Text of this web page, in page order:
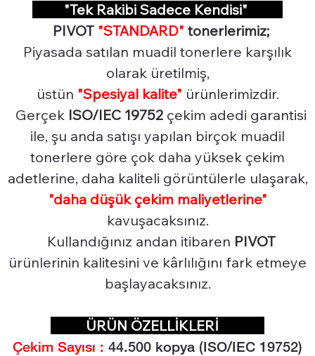
"Tek Rakibi Sadece Kendisi"
PIVOT "STANDARD" tonerlerimiz;
Piyasada satılan muadil tonerlere karşılık
olarak üretilmiş,
üstün "Spesiyal kalite" ürünlerimizdir.
Gerçek ISO/IEC 19752 çekim adedi garantisi
ile, şu anda satışı yapılan birçok muadil
tonerlere göre çok daha yüksek çekim
adetlerine, daha kaliteli görüntülerle ulaşarak,
"daha düşük çekim maliyetlerine"
kavuşacaksınız.
Kullandığınız andan itibaren PIVOT
ürünlerinin kalitesini ve kârlılığını fark etmeye
başlayacaksınız.
ÜRÜN ÖZELLİKLERİ
Çekim Sayısı : 44.500 kopya (ISO/IEC 19752)